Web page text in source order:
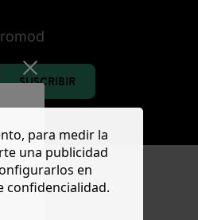
SUSCRIBIR
para medir la
una publicidad
en
confidencialidad.